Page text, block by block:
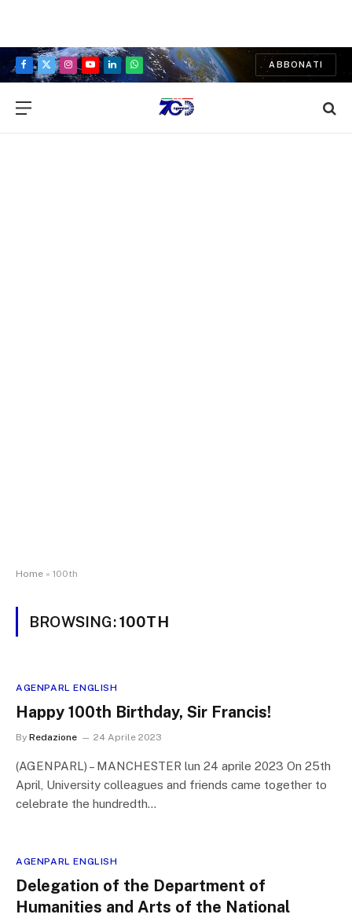
Facebook
X
Instagram
YouTubeLinkedInWhatsApp
ABBONATI
Home » 100th
BROWSING:100TH
AGENPARL ENGLISH
Happy 100th Birthday, Sir Francis!
By Redazione 24 Aprile 2023
(AGENPARL) – MANCHESTER lun 24 aprile 2023 On 25th
April, University colleagues and friends came together to
celebrate the hundredth…
AGENPARL ENGLISH
Delegation of the Department of
Humanities and Arts of the National